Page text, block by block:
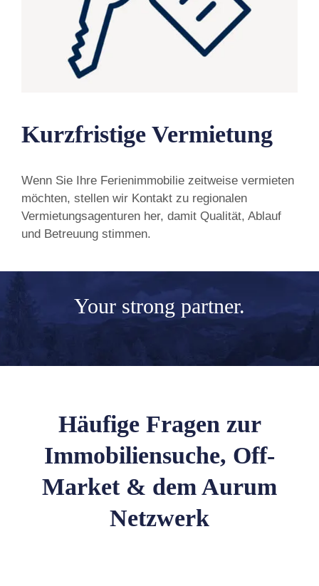
Kurzfristige Vermietung
Wenn Sie Ihre Ferienimmobilie zeitweise vermieten
möchten, stellen wir Kontakt zu regionalen
Vermietungsagenturen her, damit Qualität, Ablauf
und Betreuung stimmen.
Your strong partner.
Häufige Fragen zur
Immobiliensuche, Off-
Market & dem Aurum
Netzwerk